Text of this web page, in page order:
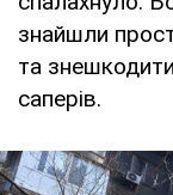
знайшли
та знешкодити
саперів.